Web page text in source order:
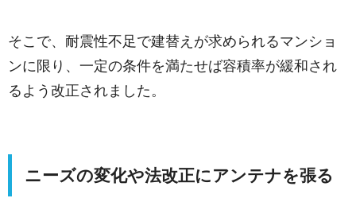
そこで、耐震性不足で建替えが求められるマンショ
ンに限り、一定の条件を満たせば容積率が緩和され
るよう改正されました。
ニーズの変化や法改正にアンテナを張る